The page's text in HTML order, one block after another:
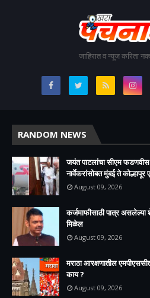
जाहिरात व न्यूज करिता
RANDOM NEWS
जयंत पाटलांचा सीएम
नार्वेकरांसोबत मुंबई ते
August 09, 2026
कर्जमाफीसाठी पात्र असलेल्या
मिळेल
August 09, 2026
मराठा आरक्षणातील
काय ?
August 09, 2026